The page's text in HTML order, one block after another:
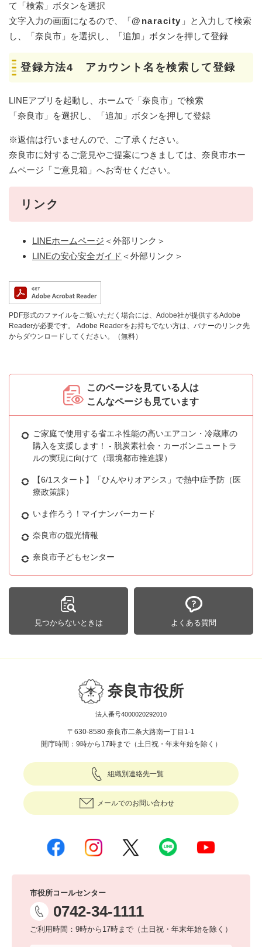
て「検索」ボタンを選択
文字入力の画面になるので、「@naracity 」と入力して検索
し、「奈良市」を選択し、「追加」ボタンを押して登録
登録方法4 アカウント名を検索して登録
LINEアプリを起動し、ホームで「奈良市」で検索
「奈良市」を選択し、「追加」ボタンを押して登録
※返信は行いませんので、ご了承ください。
奈良市に対するご意見やご提案につきましては、奈良市ホー
ムページ「ご意見箱」へお寄せください。
リンク
LINEホームページ ＜外部リンク＞
LINEの安心安全ガイド ＜外部リンク＞
PDF形式のファイルをご覧いただく場合には、Adobe社が提供するAdobe
Readerが必要です。
Adobe Readerをお持ちでない方は、バナーのリンク先
からダウンロードしてください。（無料）
このページを見ている人は
こんなページも見ています
ご家庭で使用する省エネ性能の高いエアコン・冷蔵庫の
購入を支援します！ - 脱炭素社会・カーボンニュートラ
ルの実現に向けて（環境都市推進課）
【6/1スタート】「ひんやりオアシス」で熱中症予防（医
療政策課）
いま作ろう！マイナンバーカード
奈良市の観光情報
奈良市子どもセンター
見つからないときは よくある質問
奈良市役所
法人番号4000020292010
〒630-8580 奈良市二条大路南一丁目1-1
開庁時間：9時から17時まで（土日祝・年末年始を除く）
組織別連絡先一覧
メールでのお問い合わせ
市役所コールセンター
0742-34-1111
ご利用時間：9時から17時まで（土日祝・年末年始を除く）